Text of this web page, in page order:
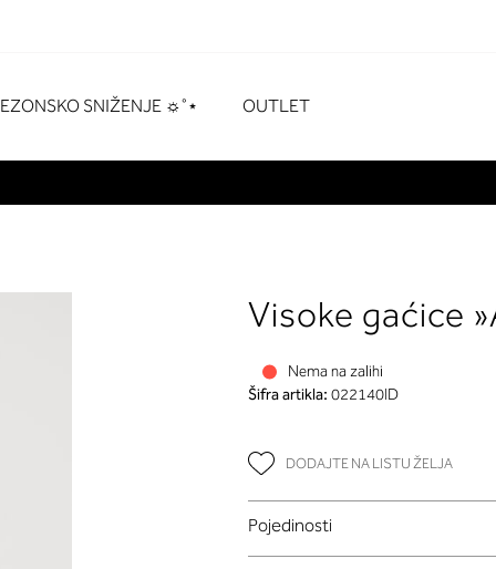
SNIŽENJE ☼˚⋆ OUTLET
Visoke gaćice
Nema na zalihi
Šifra artikla: 022140ID
DODAJTE NA LISTU ŽELJA
Pojedinosti